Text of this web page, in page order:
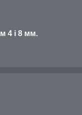
4 і 8 мм.